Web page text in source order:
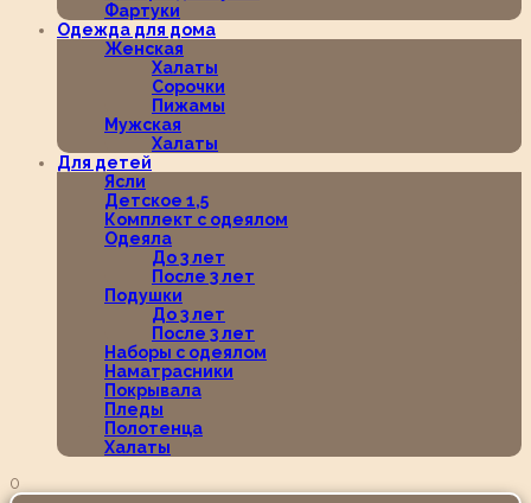
Фартуки
Одежда для дома
Женская
Халаты
Сорочки
Пижамы
Мужская
Халаты
Для детей
Ясли
Детское 1,5
Комплект с одеялом
Одеяла
До 3 лет
После 3 лет
Подушки
До 3 лет
После 3 лет
Наборы с одеялом
Наматрасники
Покрывала
Пледы
Полотенца
Халаты
0